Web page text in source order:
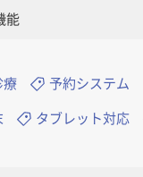
能
療 予約システム
タブレット対応